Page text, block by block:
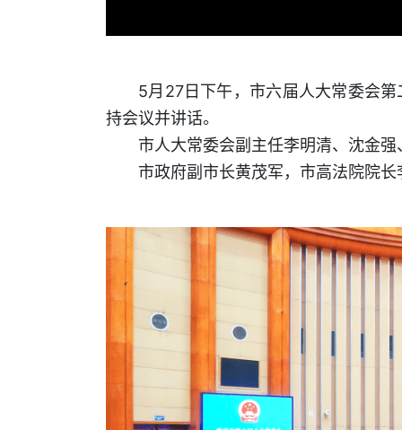
5月27日下午，市六届人大常委会
持会议并讲话。
市人大常委会副主任李明清、沈金
市政府副市长黄茂军，市高法院院